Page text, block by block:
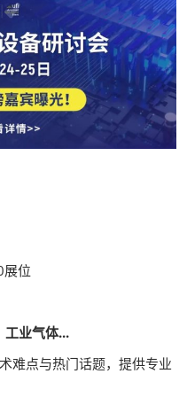
展位
工业气体...
难点与热门话题，提供专业